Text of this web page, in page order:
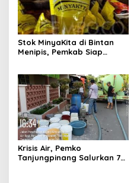
Stok MinyaKita di Bintan
Menipis, Pemkab Siap
Krisis Air, Pemko
Tanjungpinang Salurkan 75